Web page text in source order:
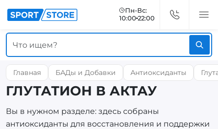
Пн-Вс:
10:00 22:00
Главная БАДы и Добавки Антиоксиданты
ГЛУТАТИОН В АКТАУ
Вы в нужном разделе: здесь собраны
антиоксиданты для восстановления и поддержки